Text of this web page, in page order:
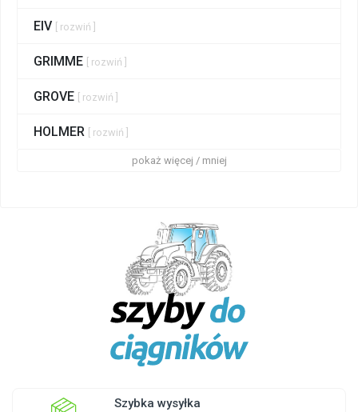
EIV [ rozwiń ]
GRIMME [ rozwiń ]
GROVE [ rozwiń ]
HOLMER [ rozwiń ]
pokaż więcej / mniej
Szybka wysyłka